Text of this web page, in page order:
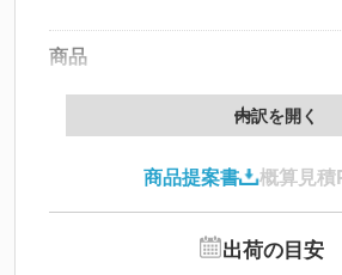
商品
製版代
印刷代
北海道・沖縄・離島 別途
内訳を開く
商品提案書 概算見積
出荷の目安